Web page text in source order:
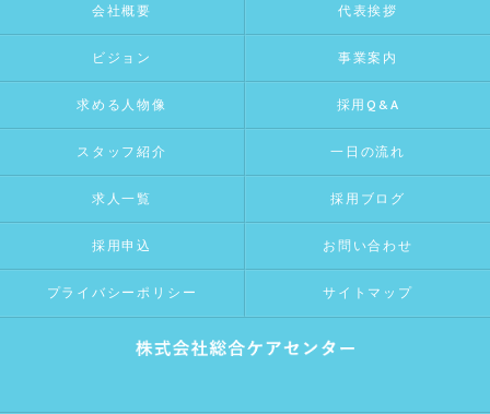
会社概要 代表挨拶
ビジョン 事業案内
求める人物像 採用Q&A
スタッフ紹介 一日の流れ
求人一覧 採用ブログ
採用申込 お問い合わせ
プライバシーポリシー サイトマップ